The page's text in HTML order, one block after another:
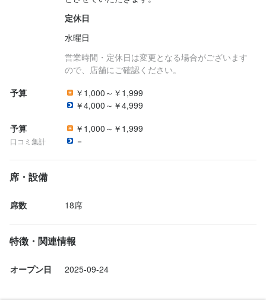
定休日
水曜日
営業時間・定休日は変更となる場合がございます
ので、店舗にご確認ください。
予算
￥1,000～￥1,999
￥4,000～￥4,999
予算
口コミ集計
￥1,000～￥1,999
－
席・設備
席数 18席
特徴・関連情報
オープン日 2025-09-24